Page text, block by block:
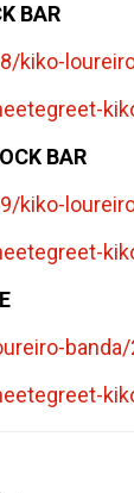
BAR
kiko-
BAR
kiko-